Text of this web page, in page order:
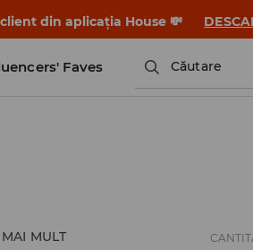
din aplicația House 💸
Faves Căutare
MAI MULT